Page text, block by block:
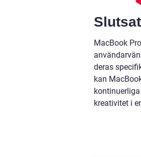
MacBook
deras
kan
kreativitet i